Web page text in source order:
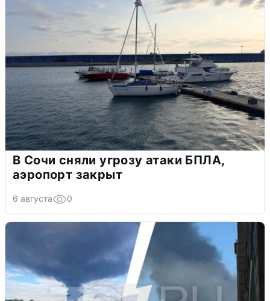
В Сочи сняли угрозу атаки БПЛА,
аэропорт закрыт
6 августа 0